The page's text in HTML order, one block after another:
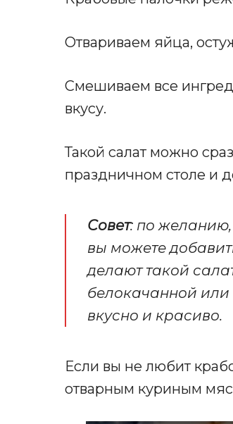
Отвариваем яйца,
Смешиваем все
вкусу.
Такой салат можно
праздничном столе и
Совет: по
вы можете
делают такой
белокачанной или
вкусно и красиво.
Если вы не любит
отварным куриным